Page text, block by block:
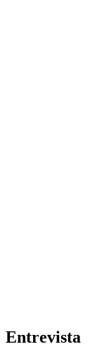
Entrevista